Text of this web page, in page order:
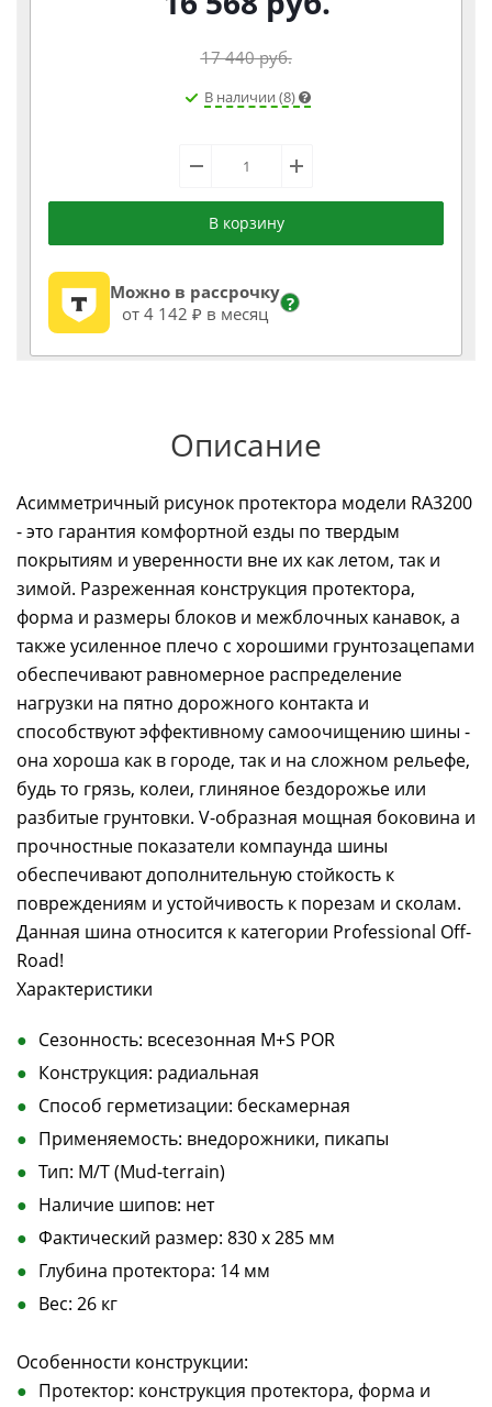
17 440руб.
В наличии (8)
В корзину
Можно в рассрочку
от 4 142 ₽ в месяц
?
Описание
Асимметричный рисунок протектора модели RA3200
- это гарантия комфортной езды по твердым
покрытиям и уверенности вне их как летом, так и
зимой. Разреженная конструкция протектора,
форма и размеры блоков и межблочных канавок, а
также усиленное плечо с хорошими грунтозацепами
обеспечивают равномерное распределение
нагрузки на пятно дорожного контакта и
способствуют эффективному самоочищению шины -
она хороша как в городе, так и на сложном рельефе,
будь то грязь, колеи, глиняное бездорожье или
разбитые грунтовки. V-образная мощная боковина и
прочностные показатели компаунда шины
обеспечивают дополнительную стойкость к
повреждениям и устойчивость к порезам и сколам.
Данная шина относится к категории Professional Off-
Road!
Характеристики
Сезонность: всесезонная M+S POR
Конструкция: радиальная
Способ герметизации: бескамерная
Применяемость: внедорожники, пикапы
Тип: M/T (Mud-terrain)
Наличие шипов: нет
Фактический размер: 830 х 285 мм
Глубина протектора: 14 мм
Вес: 26 кг
Особенности конструкции:
Протектор: конструкция протектора, форма и